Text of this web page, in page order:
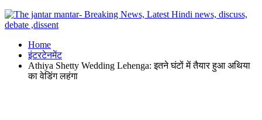
Home
इंटरटेनमेंट
Athiya Shetty Wedding Lehenga: इतने घंटों में तैयार हुआ अथिया
का वेडिंग लहंगा